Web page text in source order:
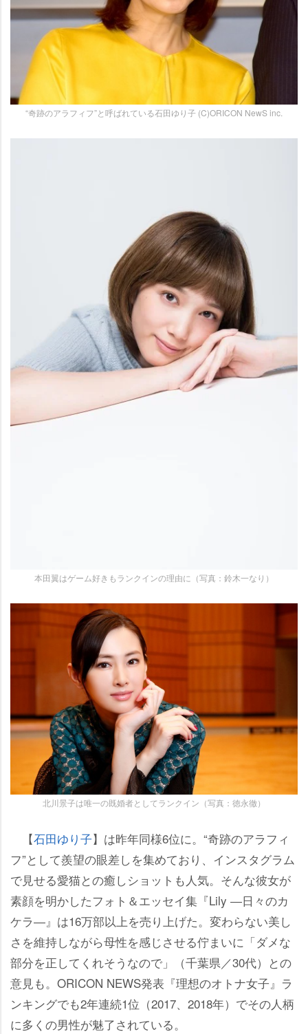
“奇跡のアラフィフ”と呼ばれている石田ゆり子 (C)ORICON NewS inc.
本田翼はゲーム好きもランクインの理由に（写真：鈴木一なり）
北川景子は唯一の既婚者としてランクイン（写真：徳永徹）
【石田ゆり子】は昨年同様6位に。“奇跡のアラフィ
フ”として羨望の眼差しを集めており、インスタグラム
で見せる愛猫との癒しショットも人気。そんな彼女が
素顔を明かしたフォト＆エッセイ集『Lily ―日々のカ
ケラ―』は16万部以上を売り上げた。変わらない美し
さを維持しながら母性を感じさせる佇まいに「ダメな
部分を正してくれそうなので」（千葉県／30代）との
意見も。ORICON NEWS発表『理想のオトナ女子』ラ
ンキングでも2年連続1位（2017、2018年）でその人柄
に多くの男性が魅了されている。